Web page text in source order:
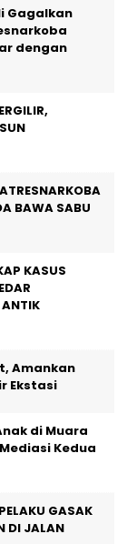
Gagalkan
dengan
BAWA SABU
KASUS
Amankan
Ekstasi
di Muara
Kedua
GASAK
DI JALAN